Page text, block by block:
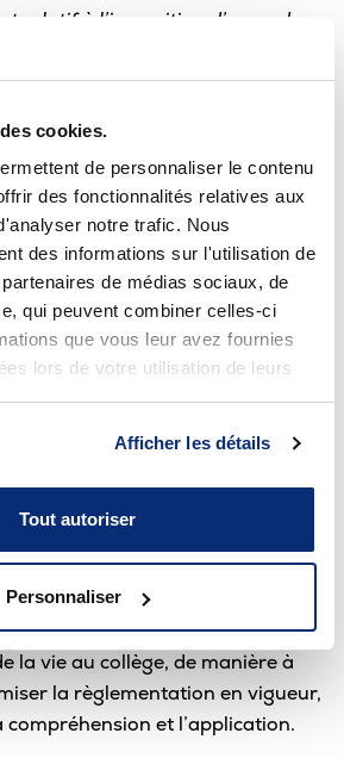
cookies.
de personnaliser le contenu
des fonctionnalités relatives aux
notre trafic. Nous
des informations sur l'utilisation de
de médias sociaux, de
qui peuvent combiner celles-ci
que vous leur avez fournies
lors de votre utilisation de leurs
Afficher les détails
Tout autoriser
Personnaliser
relatif à l’imposition d’amendes
et avec chèques sans
procédures relatives à la
(changé en procédure);
procédures relatives à la gestion
en procédure);
d’évaluation de la contribution
(changé en procédure);
de plainte(changé en
de décision(changé en
en procédure);
d’intervention(changé en
graduellement les
règlementaires qui régissent
la vie au collège, de manière à
la règlementation en vigueur,
compréhension et l’application.